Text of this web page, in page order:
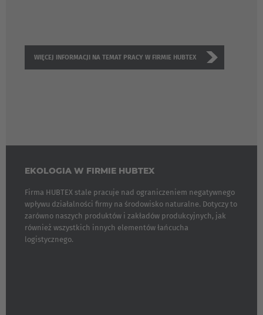
EUROPE
WIĘCEJ INFORMACJI NA TEMAT PRACY W FIRMIE HUBTEX
EKOLOGIA W FIRMIE HUBTEX
Firma HUBTEX stale pracuje nad ograniczeniem negatywnego
wpływu działalności firmy na środowisko naturalne. Dotyczy to
zarówno naszych produktów i zakładów produkcyjnych, jak
również wszystkich innych elementów łańcucha
logistycznego.